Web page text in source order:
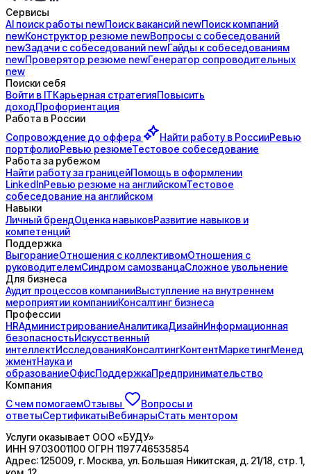
Сервисы
AI поискработы newПоисквакансий newПоисккомпаний
newКонструктор резюме newВопросы с собеседований
newЗадачи с собеседований newГайды ксобеседованиям
newПроверятор резюме newГенератор сопроводительных
new
Поиски себя
Войти в ITКарьерная стратегияПовысить
доходПрофориентация
Работа в России
Сопровождение до оффера Найти работу в РоссииРевью
портфолиоРевью резюмеТестовое собеседование
Работа за рубежом
Найти работу за границейПомощь в оформлении
LinkedInРевью резюме на английскомТестовое
собеседование на английском
Навыки
Личный брендОценка навыковРазвитие навыков и
компетенций
Поддержка
ВыгораниеОтношения с коллективомОтношения с
руководителемСиндром самозванцаСложное увольнение
Для бизнеса
Аудит процессов компанииВыступление на внутреннем
мероприятии компанииКонсалтинг бизнеса
Профессии
HRАдминистрированиеАналитикаДизайнИнформационная
безопасностьИскусственный
интеллектИсследованияКонсалтингКонтентМаркетингМенед
жментНаука и
образованиеОфисПоддержкаПредпринимательство
Компания
С чем помогаемОтзывы
Вопросы и
ответыСертификатыВебинарыСтать ментором
Услуги оказывает ООО «БУДУ»
ИНН 9703001100 ОГРН 1197746535854
Адрес:125009, г. Москва, ул. Большая Никитская, д. 21/18, стр. 1,